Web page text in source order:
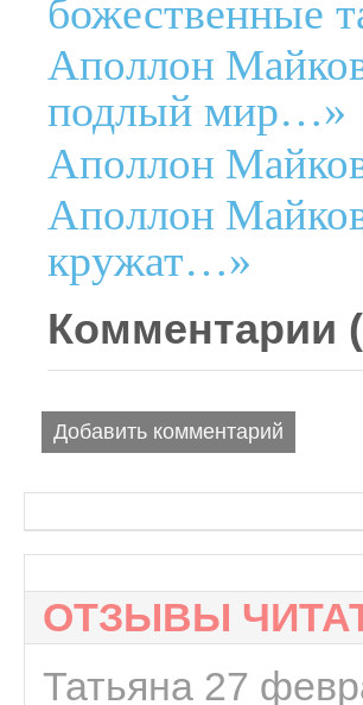
божественные
Аполлон
подлый мир…»
Аполлон
Аполлон
кружат…»
Комментарии (
Добавить комментарий
ОТЗЫВЫ
Татьяна 27